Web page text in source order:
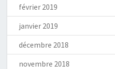
février 2019
janvier 2019
décembre 2018
novembre 2018